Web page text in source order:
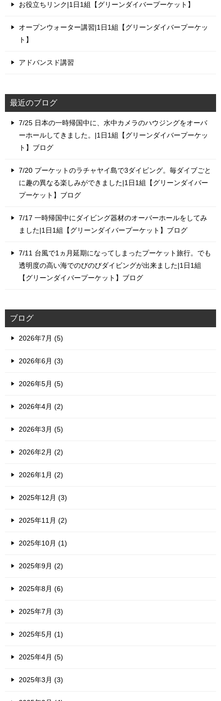
お役立ちリンク|1日1組【グリーンダイバープーケット】
オープンウォーター講習|1日1組【グリーンダイバープーケッ
ト】
アドバンスド講習
最近のブログ
7/25 日本の一時帰国中に、水中カメラのハウジングをオーバ
ーホールしてきました。|1日1組【グリーンダイバープーケッ
ト】ブログ
7/20 プーケットのラチャヤイ島で3ダイビング。毎ダイブごと
に趣の異なる楽しみができました|1日1組【グリーンダイバー
プーケット】ブログ
7/17 一時帰国中にダイビング器材のオーバーホールをしてみ
ました|1日1組【グリーンダイバープーケット】ブログ
7/11 台風で1ヵ月延期になってしまったプーケット旅行。でも
透明度の高い海でのびのびダイビングが出来ました|1日1組
【グリーンダイバープーケット】ブログ
ブログ
2026年7月 (5)
2026年6月 (3)
2026年5月 (5)
2026年4月 (2)
2026年3月 (5)
2026年2月 (2)
2026年1月 (2)
2025年12月 (3)
2025年11月 (2)
2025年10月 (1)
2025年9月 (2)
2025年8月 (6)
2025年7月 (3)
2025年5月 (1)
2025年4月 (5)
2025年3月 (3)